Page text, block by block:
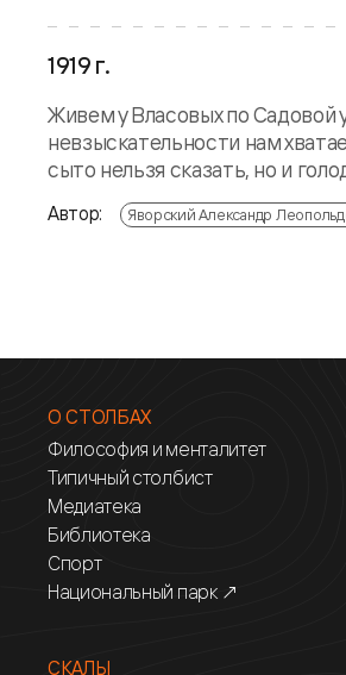
1919 г.
Живем у Власовых по
невзыскательности нам
сыто нельзя сказать, но и
Автор: Яворский Александр
О СТОЛБАХ
Философия и менталитет
Типичный столбист
Медиатека
Библиотека
Спорт
Национальный парк ↗
СКАЛЫ